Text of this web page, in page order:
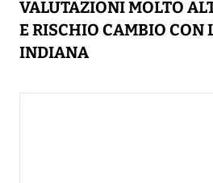
VALUTAZIONI MOLTO
E RISCHIO CAMBIO CON
INDIANA